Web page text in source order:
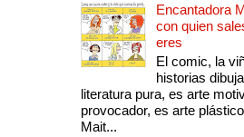
Encantadora
con quien
eres
El comic, la
historias
literatura pura, es arte
provocador, es arte
Mait...